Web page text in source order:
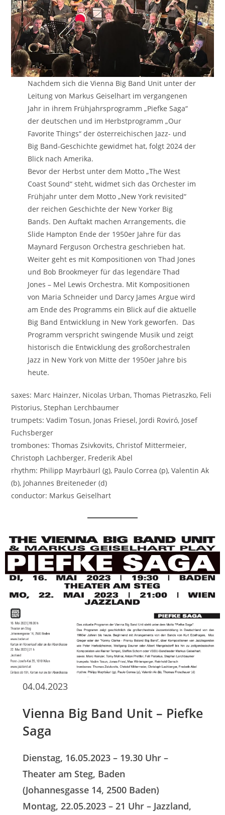
Nachdem sich die Vienna Big Band Unit unter der
Leitung von Markus Geiselhart im vergangenen
Jahr in ihrem Frühjahrsprogramm „Piefke Saga“
der deutschen und im Herbstprogramm „Our
Favorite Things“ der österreichischen Jazz- und
Big Band-Geschichte gewidmet hat, folgt 2024 der
Blick nach Amerika.
Bevor der Herbst unter dem Motto „The West
Coast Sound“ steht, widmet sich das Orchester im
Frühjahr unter dem Motto „New York revisited“
der reichen Geschichte der New Yorker Big
Bands. Den Auftakt machen Arrangements, die
Slide Hampton Ende der 1950er Jahre für das
Maynard Ferguson Orchestra geschrieben hat.
Weiter geht es mit Kompositionen von Thad Jones
und Bob Brookmeyer für das legendäre Thad
Jones – Mel Lewis Orchestra. Mit Kompositionen
von Maria Schneider und Darcy James Argue wird
am Ende des Programms ein Blick auf die aktuelle
Big Band Entwicklung in New York geworfen. Das
Programm verspricht swingende Musik und zeigt
historisch die Entwicklung des großorchestralen
Jazz in New York von Mitte der 1950er Jahre bis
heute.
saxes: Marc Hainzer, Nicolas Urban, Thomas Pietraszko, Feli
Pistorius, Stephan Lerchbaumer
trumpets: Vadim Tosun, Jonas Friesel, Jordi Roviró, Josef
Fuchsberger
trombones: Thomas Zsivkovits, Christof Mittermeier,
Christoph Lachberger, Frederik Abel
rhythm: Philipp Mayrbäurl (g), Paulo Correa (p), Valentin Ak
(b), Johannes Breiteneder (d)
conductor: Markus Geiselhart
04.04.2023
Vienna Big Band Unit – Piefke
Saga
Dienstag, 16.05.2023 – 19.30 Uhr –
Theater am Steg, Baden
(Johannesgasse 14, 2500 Baden)
Montag, 22.05.2023 – 21 Uhr – Jazzland,